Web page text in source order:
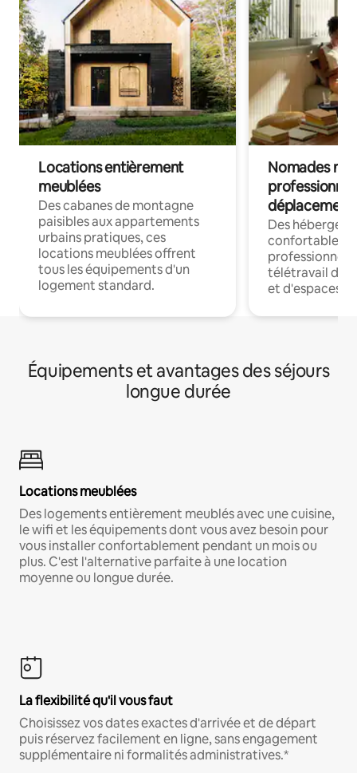
Locations entièrement
meublées
Des cabanes de montagne
paisibles aux appartements
urbains pratiques, ces
locations meublées offrent
tous les équipements d'un
logement standard.
Nomades
déplacement
Des
confortables
professionnels
télétravail
et d'espaces
Équipements et avantages des séjours
longue durée
Locations meublées
Des logements entièrement meublés avec une cuisine,
le wifi et les équipements dont vous avez besoin pour
vous installer confortablement pendant un mois ou
plus. C'est l'alternative parfaite à une location
moyenne ou longue durée.
La flexibilité qu'il vous faut
Choisissez vos dates exactes d'arrivée et de départ
puis réservez facilement en ligne, sans engagement
supplémentaire ni formalités administratives.*